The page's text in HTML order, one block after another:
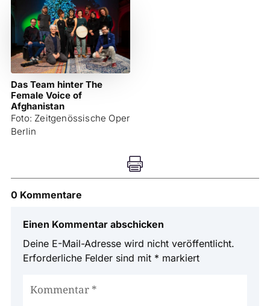
Das Team hinter The
Female Voice of
Afghanistan
Foto: Zeitgenössische Oper
Berlin

0 Kommentare
Einen Kommentar abschicken
Deine E-Mail-Adresse wird nicht veröffentlicht.
Erforderliche Felder sind mit * markiert